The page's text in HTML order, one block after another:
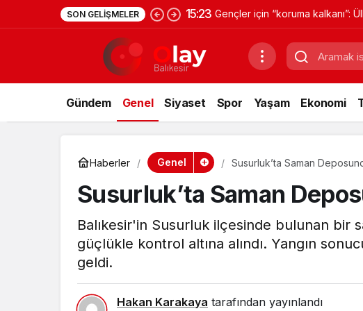
SON GELIŞMELER 15:23 Gençler için “koruma kalkanı”:
Gündem Genel Siyaset Spor Yaşam Ekonomi
Haberler Genel Susurluk’ta Saman
Susurluk’ta Saman
Balıkesir'in Susurluk ilçesinde bulunan bir
güçlükle kontrol altına alındı. Yangın
geldi.
Hakan Karakaya tarafından yayınlandı